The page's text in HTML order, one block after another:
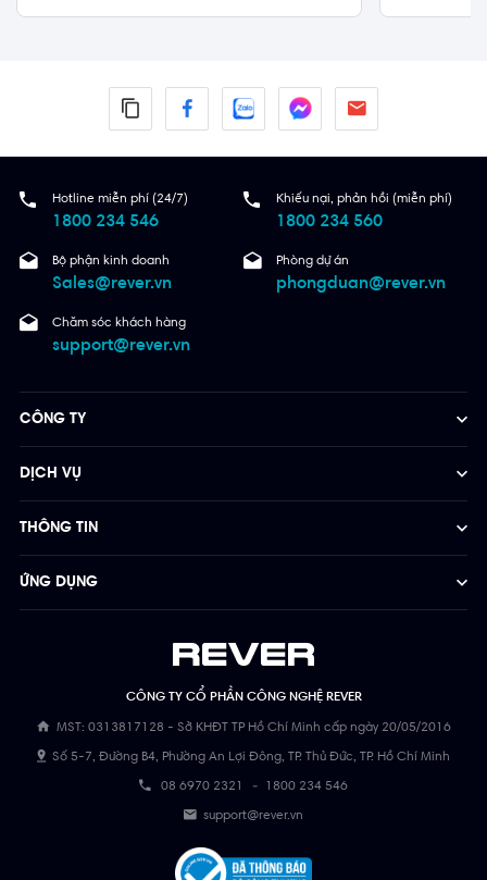
Hotline miễn phí (24/7)
1800 234 546
Khiếu nại, phản hồi (miễn phí)
1800 234 560
Bộ phận kinh doanh
Sales@rever.vn
Phòng dự án
phongduan@rever.vn
Chăm sóc khách hàng
support@rever.vn
CÔNG TY CỔ PHẦN CÔNG NGHỆ REVER
MST: 0313817128 - Sở KHĐT TP Hồ Chí Minh cấp ngày 20/05/2016
Số 5-7, Đường B4, Phường An Lợi Đông, TP. Thủ Đức, TP. Hồ Chí Minh
08 6970 2321 - 1800 234 546
support@rever.vn
CÔNG TY
DỊCH VỤ
THÔNG TIN
ỨNG DỤNG